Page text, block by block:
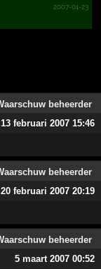
2007-01-23
13 februari 2007 15:46
20 februari 2007 20:19
5 maart 2007 00:52